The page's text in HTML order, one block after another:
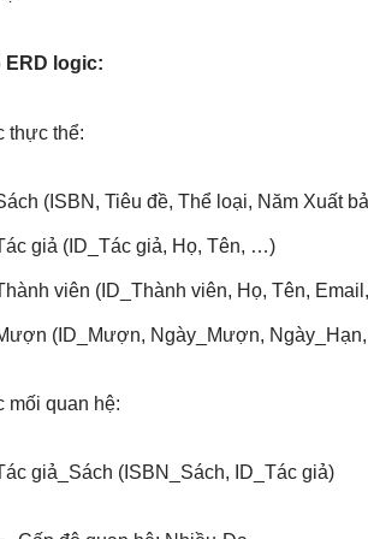
ERD logic:
thực thể:
(ISBN, Tiêu đề, Thể loại, Năm Xuất
giả (ID_Tác giả, Họ, Tên, …)
viên (ID_Thành viên, Họ, Tên,
(ID_Mượn, Ngày_Mượn,
mối quan hệ:
giả_Sách (ISBN_Sách, ID_Tác giả)